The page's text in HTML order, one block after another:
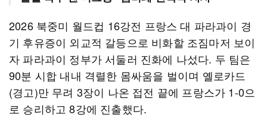
2026 북중미 월드컵 16강전 프랑스 대 파라과이 경
기 후유증이 외교적 갈등으로 비화할 조짐마저 보이
자 파라과이 정부가 서둘러 진화에 나섰다. 두 팀은
90분 시합 내내 격렬한 몸싸움을 벌이며 옐로카드
(경고)만 무려 3장이 나온 접전 끝에 프랑스가 1-0으
로 승리하고 8강에 진출했다.